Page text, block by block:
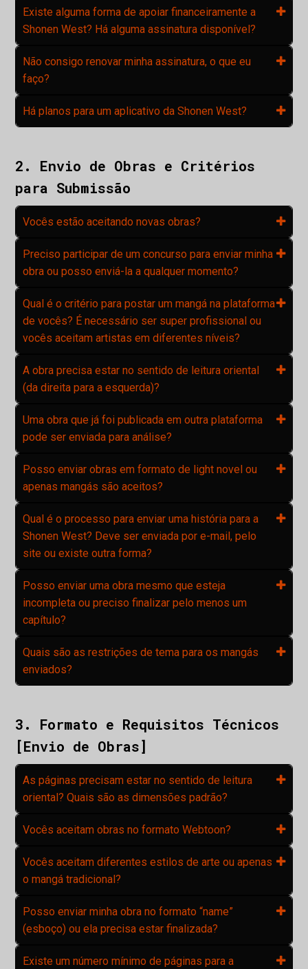
Existe alguma forma de apoiar financeiramente a
Shonen West? Há alguma assinatura disponível?
Não consigo renovar minha assinatura, o que eu
faço?
Há planos para um aplicativo da Shonen West?
2. Envio de Obras e Critérios
para Submissão
Vocês estão aceitando novas obras?
Preciso participar de um concurso para enviar minha
obra ou posso enviá-la a qualquer momento?
Qual é o critério para postar um mangá na plataforma
de vocês? É necessário ser super profissional ou
vocês aceitam artistas em diferentes níveis?
A obra precisa estar no sentido de leitura oriental
(da direita para a esquerda)?
Uma obra que já foi publicada em outra plataforma
pode ser enviada para análise?
Posso enviar obras em formato de light novel ou
apenas mangás são aceitos?
Qual é o processo para enviar uma história para a
Shonen West? Deve ser enviada por e-mail, pelo
site ou existe outra forma?
Posso enviar uma obra mesmo que esteja
incompleta ou preciso finalizar pelo menos um
capítulo?
Quais são as restrições de tema para os mangás
enviados?
3. Formato e Requisitos Técnicos
[Envio de Obras]
As páginas precisam estar no sentido de leitura
oriental? Quais são as dimensões padrão?
Vocês aceitam obras no formato Webtoon?
Vocês aceitam diferentes estilos de arte ou apenas
o mangá tradicional?
Posso enviar minha obra no formato “name”
(esboço) ou ela precisa estar finalizada?
Existe um número mínimo de páginas para a